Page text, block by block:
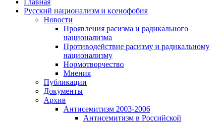
Главная
Русский национализм и ксенофобия
Новости
Проявления расизма и радикального
национализма
Противодействие расизму и радикальному
национализму
Нормотворчество
Мнения
Публикации
Документы
Архив
Антисемитизм 2003-2006
Антисемитизм в Российской